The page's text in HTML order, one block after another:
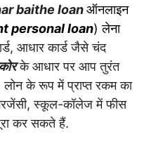
baithe loanऑनलाइन
personal loan) लेना
, आधार कार्ड जैसे चंद
के आधार पर आप तुरंत
लोन के रूप में प्राप्त रकम का
,स्कूल-कॉलेज में फीस
कर सकते हैं.